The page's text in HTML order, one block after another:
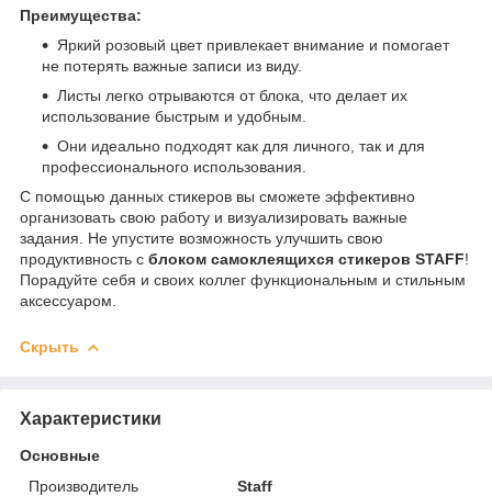
Преимущества:
Яркий розовый цвет привлекает внимание и помогает
не потерять важные записи из виду.
Листы легко отрываются от блока, что делает их
использование быстрым и удобным.
Они идеально подходят как для личного, так и для
профессионального использования.
С помощью данных стикеров вы сможете эффективно
организовать свою работу и визуализировать важные
задания. Не упустите возможность улучшить свою
продуктивность с блоком самоклеящихся стикеров STAFF!
Порадуйте себя и своих коллег функциональным и стильным
аксессуаром.
Скрыть
Характеристики
Основные
Производитель
Staff